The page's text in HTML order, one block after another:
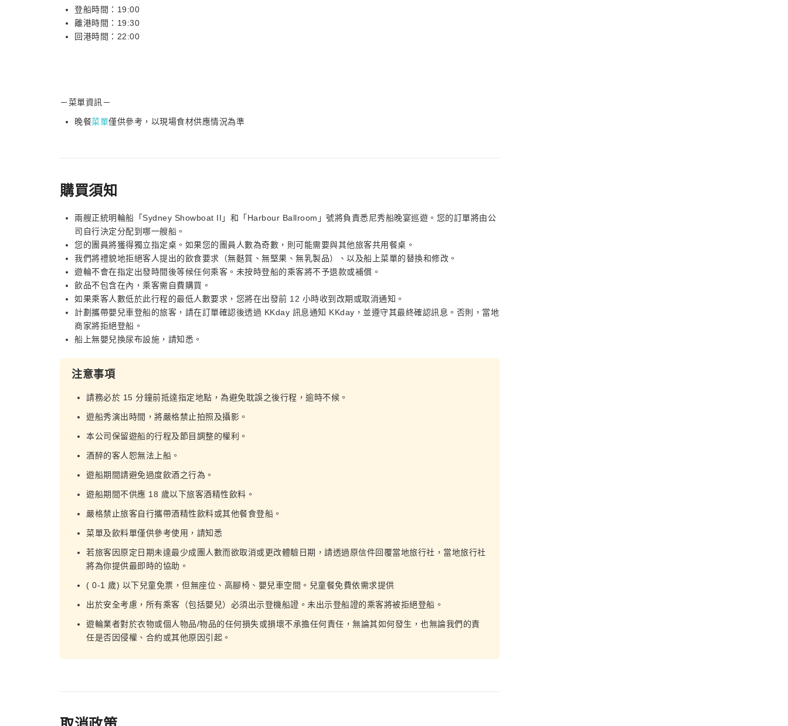
登船時間：19:00
離港時間：19:30
回港時間：22:00
－菜單資訊－
晚餐菜單僅供參考，以現場食材供應情況為準
購買須知
兩艘正統明輪船「Sydney Showboat II」和「Harbour Ballroom」號將負責悉尼秀船晚宴巡遊。您的訂單將由公
司自行決定分配到哪一艘船。
您的團員將獲得獨立指定桌。如果您的團員人數為奇數，則可能需要與其他旅客共用餐桌。
我們將禮貌地拒絕客人提出的飲食要求（無麩質、無堅果、無乳製品）、以及船上菜單的替換和修改。
遊輪不會在指定出發時間後等候任何乘客。未按時登船的乘客將不予退款或補償。
飲品不包含在內，乘客需自費購買。
如果乘客人數低於此行程的最低人數要求，您將在出發前 12 小時收到改期或取消通知。
計劃攜帶嬰兒車登船的旅客，請在訂單確認後透過 KKday 訊息通知 KKday，並遵守其最終確認訊息。否則，當地
商家將拒絕登船。
船上無嬰兒換尿布設施，請知悉。
注意事項
請務必於 15 分鐘前抵達指定地點，為避免耽誤之後行程，逾時不候。
遊船秀演出時間，將嚴格禁止拍照及攝影。
本公司保留遊船的行程及節目調整的權利。
酒醉的客人恕無法上船。
遊船期間請避免過度飲酒之行為。
遊船期間不供應 18 歲以下旅客酒精性飲料。
嚴格禁止旅客自行攜帶酒精性飲料或其他餐食登船。
菜單及飲料單僅供參考使用，請知悉
若旅客因原定日期未達最少成團人數而欲取消或更改體驗日期，請透過原信件回覆當地旅行社，當地旅行社
將為你提供最即時的協助。
( 0-1 歲) 以下兒童免票，但無座位、高腳椅、嬰兒車空間。兒童餐免費依需求提供
出於安全考慮，所有乘客（包括嬰兒）必須出示登機船證。未出示登船證的乘客將被拒絕登船。
遊輪業者對於衣物或個人物品/物品的任何損失或損壞不承擔任何責任，無論其如何發生，也無論我們的責
任是否因侵權、合約或其他原因引起。